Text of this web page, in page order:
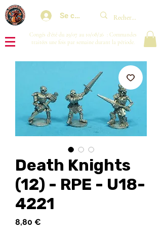
Se connecter
Congés d'été du 29/07 au 10/08/26 : Commandes
traitées une fois par semaine durant la période.
Death Knights
(12) - RPE - U18-
4221
8,80 €